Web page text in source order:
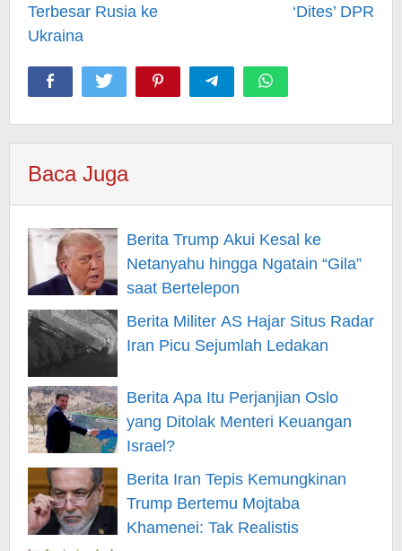
Terbesar Rusia ke
Ukraina
‘Dites’ DPR
Baca Juga
Berita Trump Akui Kesal ke
Netanyahu hingga Ngatain “Gila”
saat Bertelepon
Berita Militer AS Hajar Situs Radar
Iran Picu Sejumlah Ledakan
Berita Apa Itu Perjanjian Oslo
yang Ditolak Menteri Keuangan
Israel?
Berita Iran Tepis Kemungkinan
Trump Bertemu Mojtaba
Khamenei: Tak Realistis